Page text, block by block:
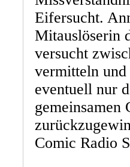
Eifersucht.
Mitauslöserin
versucht
vermitteln und
eventuell nur
Comic Radio